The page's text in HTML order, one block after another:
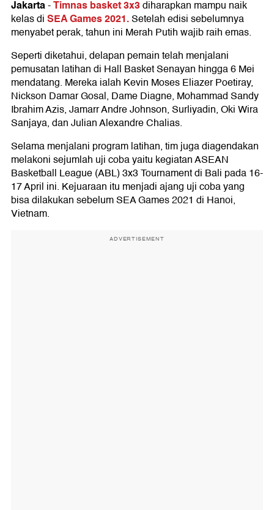
Jakarta-Timnas basket 3x3diharapkan mampu naik
kelas diSEA Games 2021.Setelah edisi sebelumnya
menyabet perak, tahun ini Merah Putih wajib raih emas.
Seperti diketahui, delapan pemain telah menjalani
pemusatan latihan di Hall Basket Senayan hingga 6 Mei
mendatang. Mereka ialah Kevin Moses Eliazer Poetiray,
Nickson Damar Gosal, Dame Diagne, Mohammad Sandy
Ibrahim Azis, Jamarr Andre Johnson, Surliyadin, Oki Wira
Sanjaya, dan Julian Alexandre Chalias.
Selama menjalani program latihan, tim juga diagendakan
melakoni sejumlah uji coba yaitu kegiatan ASEAN
Basketball League (ABL) 3x3 Tournament di Bali pada 16-
17 April ini. Kejuaraan itu menjadi ajang uji coba yang
bisa dilakukan sebelum SEA Games 2021 di Hanoi,
Vietnam.
ADVERTISEMENT